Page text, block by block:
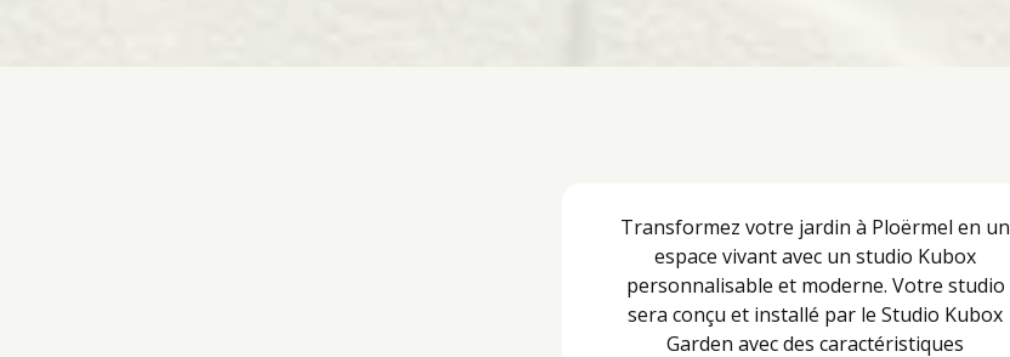
Transformez votre jardin à Ploërmel en un
espace vivant avec un studio Kubox
personnalisable et moderne. Votre studio
sera conçu et installé par le Studio Kubox
Garden avec des caractéristiques